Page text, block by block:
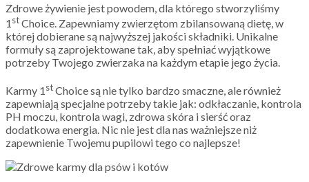
Zdrowe żywienie jest powodem, dla którego stworzyliśmy
1stChoice. Zapewniamy zwierzętom zbilansowaną dietę, w
której dobierane są najwyższej jakości składniki. Unikalne
formuły są zaprojektowane tak, aby spełniać wyjątkowe
potrzeby Twojego zwierzaka na każdym etapie jego życia.
Karmy 1stChoice są nie tylko bardzo smaczne, ale również
zapewniają specjalne potrzeby takie jak: odkłaczanie, kontrola
PH moczu, kontrola wagi, zdrowa skóra i sierść oraz
dodatkowa energia. Nic nie jest dla nas ważniejsze niż
zapewnienie Twojemu pupilowi tego co najlepsze!